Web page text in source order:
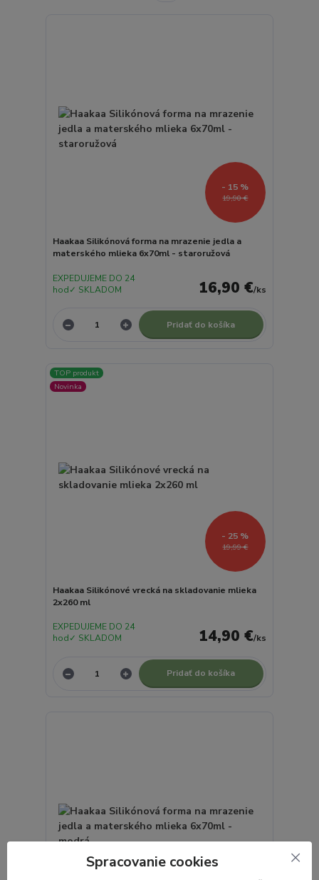
19,90 €
- 15 %
Haakaa Silikónová forma na mrazenie jedla a
materského mlieka 6x70ml - staroružová
16,90 €/ks
EXPEDUJEME DO 24
hod✓ SKLADOM
Pridať do košíka
TOP produkt
Novinka
19,99 €
- 25 %
Haakaa Silikónové vrecká na skladovanie mlieka
2x260 ml
14,90 €/ks
EXPEDUJEME DO 24
hod✓ SKLADOM
Pridať do košíka
Spracovanie cookies